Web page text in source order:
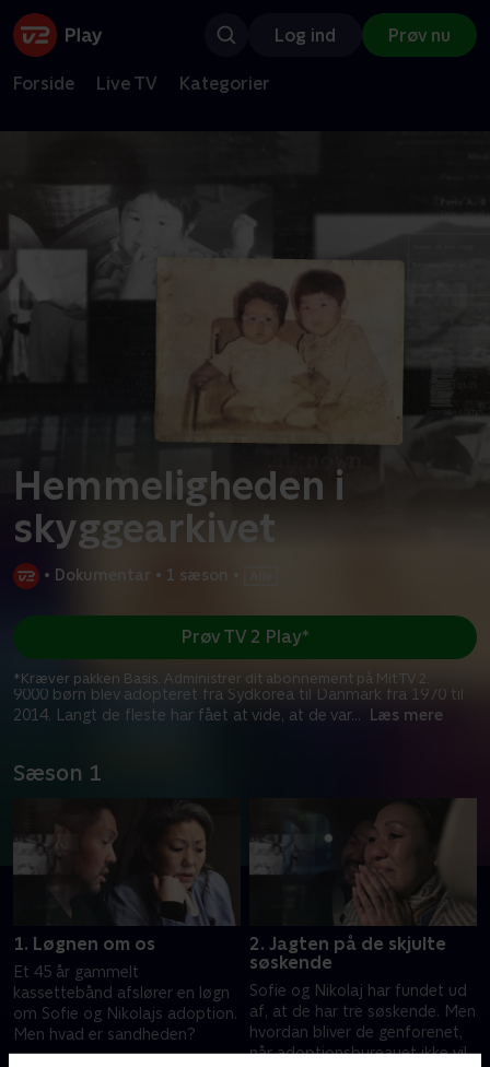
Log ind Prøv nu
Forside Live TV Kategorier
Hemmeligheden i
skyggearkivet
• Dokumentar • 1 sæson
9000 børn blev adopteret fra Sydkorea til Danmark fra 1970 til
2014. Langt de fleste har fået at vide, at de var... Læs mere
Prøv TV 2 Play*
*Kræver pakken Basis. Administrer dit abonnement på Mit TV 2.
Sæson 1
1. Løgnen om os
Et 45 år gammelt
kassettebånd afslører en løgn
om Sofie og Nikolajs adoption.
Men hvad er sandheden?
2. Jagten på de skjulte
søskende
Sofie og Nikolaj har fundet ud
af, at de har tre søskende. Men
hvordan bliver de genforenet,
når adoptionsbureauet ikke vil